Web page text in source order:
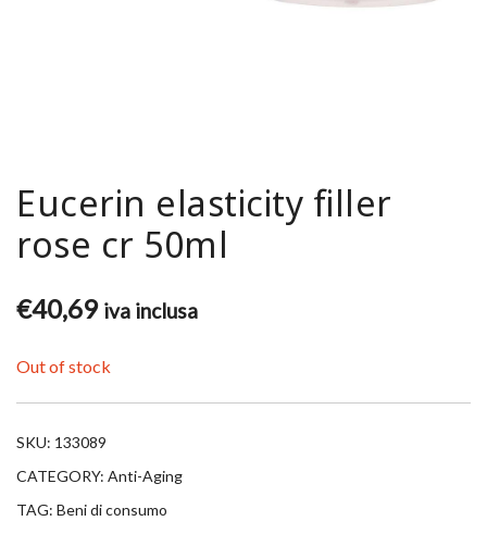
Eucerin elasticity filler
rose cr 50ml
€40,69 iva inclusa
Out of stock
SKU: 133089
CATEGORY: Anti-Aging
TAG: Beni di consumo